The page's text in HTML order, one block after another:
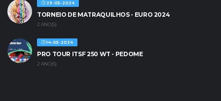
29-05-2024
TORNEIO DE MATRAQUILHOS - EURO 2024
2 ANO(S)
14-05-2024
PRO TOUR ITSF 250 WT - PEDOME
2 ANO(S)